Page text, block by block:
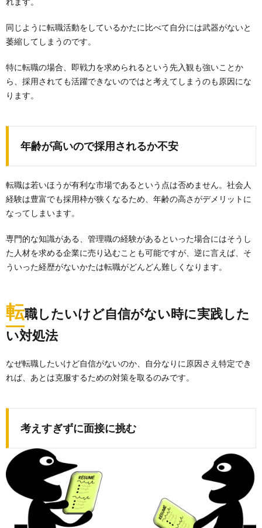
同じように転職活動をしているかたに比べて自分には武器がないと
萎縮してしまうのです。
特に転職の場合、即戦力を求められるという先入観も強いことか
ら、採用されても活躍できないのではと考えてしまうのも原因にな
ります。
年齢が高いので採用されるか不安
転職は若いほうが有利な市場であるという点は否めません。社会人
経験は豊富でも採用枠が狭くなるため、年齢の高さがデメリットに
なってしまいます。
専門的な知識がある、管理職の経験があるといった場合にはそうし
た人材を求める企業に売り込むことも可能ですが、逆に言えば、そ
ういった経歴がないかたは転職がどんどん難しくなります。
転職したいけど自信がない時に実践した
い対処法
なぜ転職したいけど自信がないのか、自分なりに原因さえ特定でき
れば、あとは克服するための対策を取るのみです。
考えすぎずに面接に挑む